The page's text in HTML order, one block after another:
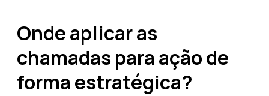
Onde aplicar as
chamadas para ação de
forma estratégica?